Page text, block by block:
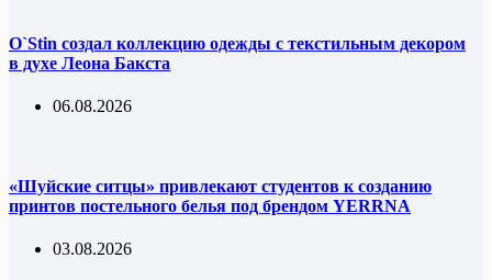
O`Stin создал коллекцию одежды с текстильным декором
в духе Леона Бакста
06.08.2026
«Шуйские ситцы» привлекают студентов к созданию
принтов постельного белья под брендом YERRNA
03.08.2026